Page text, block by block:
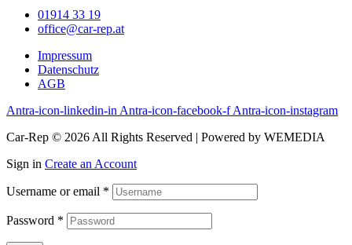
01914 33 19
office@car-rep.at
Impressum
Datenschutz
AGB
Antra-icon-linkedin-in Antra-icon-facebook-f Antra-icon-instagram
Car-Rep © 2026 All Rights Reserved | Powered by WEMEDIA
Sign in Create an Account
Username or email *
Password *